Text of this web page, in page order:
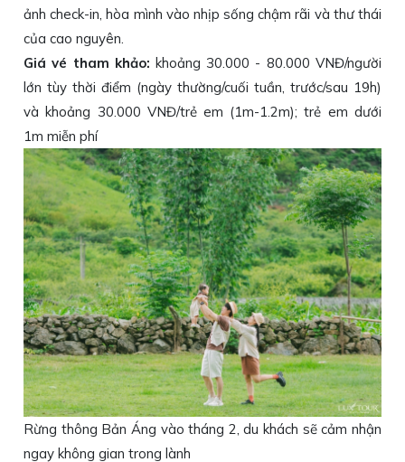
ảnh check-in, hòa mình vào nhịp sống chậm rãi và thư thái
của cao nguyên.
Giá vé tham khảo: khoảng 30.000 - 80.000 VNĐ/người
lớn tùy thời điểm (ngày thường/cuối tuần, trước/sau 19h)
và khoảng 30.000 VNĐ/trẻ em (1m-1.2m); trẻ em dưới
1m miễn phí
Rừng thông Bản Áng vào tháng 2, du khách sẽ cảm nhận
ngay không gian trong lành